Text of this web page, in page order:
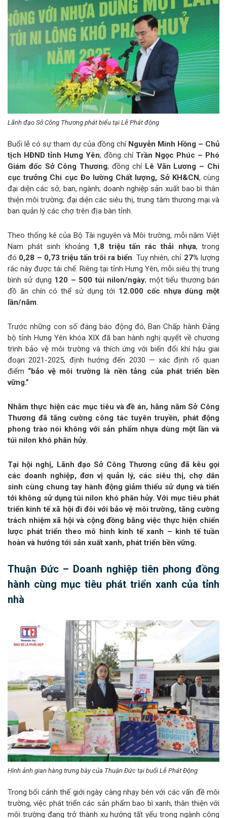
Lãnh đạo Sở Công Thương phát biểu tại Lễ Phát động
Buổi lễ có sự tham dự của đồng chí Nguyễn Minh Hồng – Chủ
tịch HĐND tỉnh Hưng Yên; đồng chí Trần Ngọc Phúc – Phó
Giám đốc Sở Công Thương; đồng chí Lê Văn Lương – Chi
cục trưởng Chi cục Đo lường Chất lượng, Sở KH&CN, cùng
đại diện các sở, ban, ngành; doanh nghiệp sản xuất bao bì thân
thiện môi trường; đại diện các siêu thị, trung tâm thương mại và
ban quản lý các chợ trên địa bàn tỉnh.
Theo thống kê của Bộ Tài nguyên và Môi trường, mỗi năm Việt
Nam phát sinh khoảng 1,8 triệu tấn rác thải nhựa, trong
đó 0,28 – 0,73 triệu tấn trôi ra biển. Tuy nhiên, chỉ 27% lượng
rác này được tái chế. Riêng tại tỉnh Hưng Yên, mỗi siêu thị trung
bình sử dụng 120 – 500 túi nilon/ngày; một tiểu thương bán
đồ ăn chín có thể sử dụng tới 12.000 cốc nhựa dùng một
lần/năm.
Trước những con số đáng báo động đó, Ban Chấp hành Đảng
bộ tỉnh Hưng Yên khóa XIX đã ban hành nghị quyết về chương
trình bảo vệ môi trường và thích ứng với biến đổi khí hậu giai
đoạn 2021-2025, định hướng đến 2030 — xác định rõ quan
điểm “bảo vệ môi trường là nền tảng của phát triển bền
vững.”
Nhằm thực hiện các mục tiêu và đề án, hằng năm Sở Công
Thương đã tăng cường công tác tuyên truyền, phát động
phong trào nói không với sản phẩm nhựa dùng một lần và
túi nilon khó phân hủy.
Tại hội nghị, Lãnh đạo Sở Công Thương cũng đã kêu gọi
các doanh nghiệp, đơn vị quản lý, các siêu thị, chợ dân
sinh cùng chung tay hành động giảm thiểu sử dụng và tiến
tới không sử dụng túi nilon khó phân hủy. Với mục tiêu phát
triển kinh tế xã hội đi đôi với bảo vệ môi trường, tăng cường
trách nhiệm xã hội và cộng đồng bằng việc thực hiện chiến
lược phát triển theo mô hình kinh tế xanh – kinh tế tuần
hoàn và hướng tới sản xuất xanh, phát triển bền vững.
Thuận Đức – Doanh nghiệp tiên phong đồng
hành cùng mục tiêu phát triển xanh của tỉnh
nhà
Hình ảnh gian hàng trưng bày của Thuận Đức tại buổi Lễ Phát Động
Trong bối cảnh thế giới ngày càng nhạy bén với các vấn đề môi
trường, việc phát triển các sản phẩm bao bì xanh, thân thiện với
môi trường đang trở thành xu hướng tất yếu trong ngành công